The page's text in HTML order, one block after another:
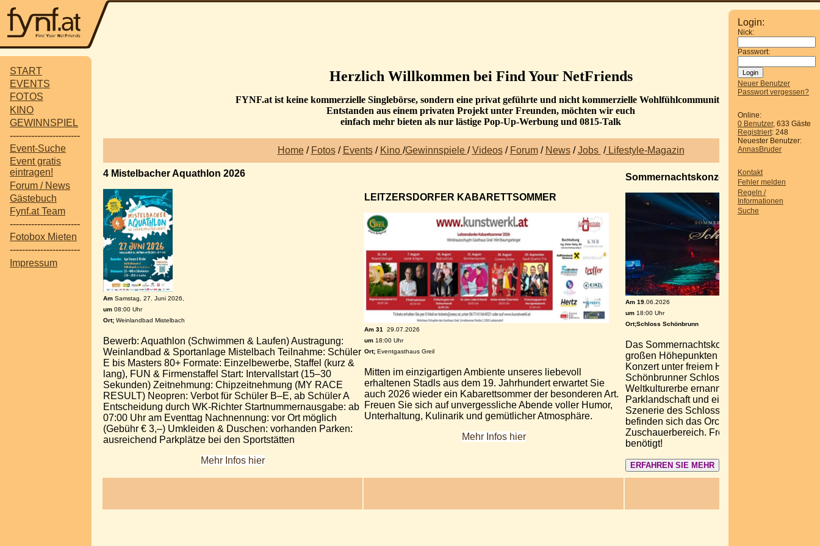
START
EVENTS
FOTOS
KINO
GEWINNSPIEL
-----------------------
Event-Suche
Event gratis
eintragen!
Forum / News
Gästebuch
Fynf.at Team
-----------------------
Fotobox Mieten
-----------------------
Impressum
Login:
Nick:
Passwort:
Neuer Benutzer
Passwort vergessen?
Online:
0 Benutzer, 633 Gäste
Registriert: 248
Neuester Benutzer:
AnnasBruder
Kontakt
Fehler melden
Regeln /
Informationen
Suche
Herzlich Willkommen bei Find Your NetFriends
FYNF.at ist keine kommerzielle Singlebörse, sondern eine privat geführte und nicht kommerzielle Wohlfühlcommunity.
Entstanden aus einem privaten Projekt unter Freunden, möchten wir euch
einfach mehr bieten als nur lästige Pop-Up-Werbung und 0815-Talk
Home/ Fotos/ Events/ Kino /Gewinnspiele /Videos/ Forum/ News/Jobs /Lifestyle-Magazin
4 Mistelbacher Aquathlon 2026
Am Samstag, 27. Juni 2026,
um 08:00 Uhr
Ort; Weinlandbad Mistelbach
Bewerb: Aquathlon (Schwimmen & Laufen) Austragung:
Weinlandbad & Sportanlage Mistelbach Teilnahme: Schüler
E bis Masters 80+ Formate: Einzelbewerbe, Staffel (kurz &
lang), FUN & Firmenstaffel Start: Intervallstart (15–30
Sekunden) Zeitnehmung: Chipzeitnehmung (MY RACE
RESULT) Neopren: Verbot für Schüler B–E, ab Schüler A
Entscheidung durch WK-Richter Startnummernausgabe: ab
07:00 Uhr am Eventtag Nachnennung: vor Ort möglich
(Gebühr € 3,–) Umkleiden & Duschen: vorhanden Parken:
ausreichend Parkplätze bei den Sportstätten
Mehr Infos hier
LEITZERSDORFER KABARETTSOMMER
Am 31
29.07.2026
um 18:00 Uhr
Ort; Eventgasthaus Greil
Mitten im einzigartigen Ambiente unseres liebevoll
erhaltenen Stadls aus dem 19. Jahrhundert erwartet Sie
auch 2026 wieder ein Kabarettsommer der besonderen Art.
Freuen Sie sich auf unvergessliche Abende voller Humor,
Unterhaltung, Kulinarik und gemütlicher Atmosphäre.
Mehr Infos hier
Sommernachtskonzert Schönbrunn
Am 19 .06.2026
um 18:00 Uhr
Ort;Schloss Schönbrunn
Das Sommernachtskonzert Schönbrunn
großen Höhepunkten des philharmonischen
Konzert unter freiem Himmel findet jährlich
Schönbrunner Schlosspark statt, der von
Weltkulturerbe ernannt wurde. Inmitten der
Parklandschaft und eingerahmt von der
Szenerie des Schlosses Schönbrunn und
befinden sich das Orchesterpodium und der
Zuschauerbereich. Freier Eintritt - es
benötigt!